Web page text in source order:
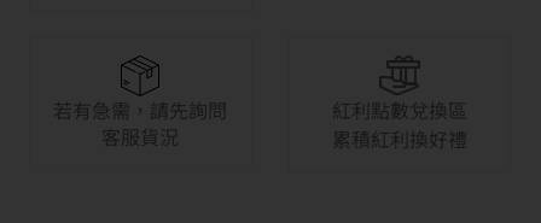
若有急需，請先詢問
客服貨況
紅利點數兌換區
累積紅利換好禮